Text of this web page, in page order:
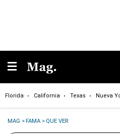
Florida California Texas Nueva
MAG >FAMA > QUE VER